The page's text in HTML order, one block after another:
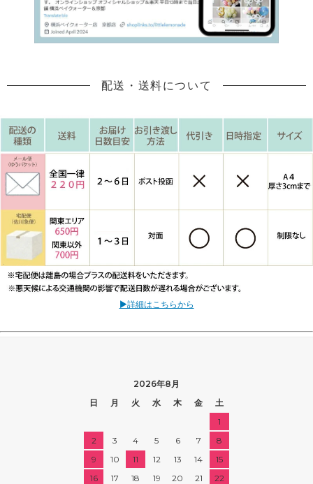
配送・送料について
▶詳細はこちらから
2026年8月
日
月 火 水 木 金
土
1
2
3 4 5 6 7
8
9
10 11 12 13 14
15
16
17 18 19 20 21
22